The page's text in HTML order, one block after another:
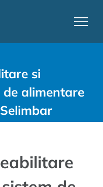
si
alimentare